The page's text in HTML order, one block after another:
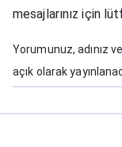
mesajlarınız için
Yorumunuz, adınız
açık olarak